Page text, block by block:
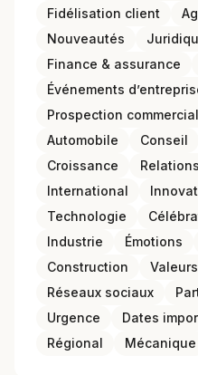
Fidélisation client
Nouveautés
Finance & assurance
Événements
Prospection
Automobile
Conseil
Croissance
International
Technologie
Industrie
Émotions
Construction
Valeurs
Réseaux sociaux
Urgence
Dates
Régional
Mécanique